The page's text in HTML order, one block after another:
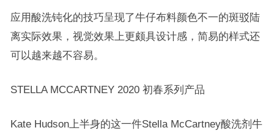
应用酸洗钝化的技巧呈现了牛仔布料颜色不一的斑驳陆
离实际效果，视觉效果上更颇具设计感，简易的样式还
可以越来越不容易。
STELLA MCCARTNEY 2020 初春系列产品
Kate Hudson上半身的这一件Stella McCartney酸洗剂牛